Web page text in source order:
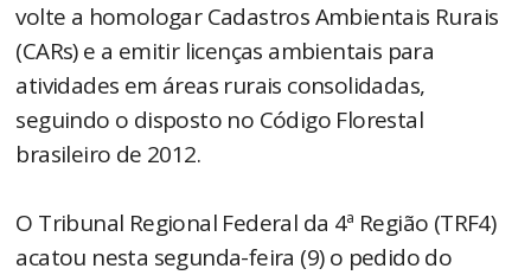
volte a homologar Cadastros Ambientais Rurais
(CARs) e a emitir licenças ambientais para
atividades em áreas rurais consolidadas,
seguindo o disposto no Código Florestal
brasileiro de 2012.
O Tribunal Regional Federal da 4ª Região (TRF4)
acatou nesta segunda-feira (9) o pedido do